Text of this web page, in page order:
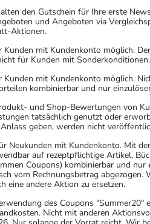
den Gutschein für Ihre erste
und Angeboten via
Aktionen.
Kunden mit Kundenkonto möglich.
für Kunden mit Sonderkonditionen.
Kunden mit Kundenkonto möglich.
kombinierbar und nur
und Shop-Bewertungen von
tatsächlich genutzt oder
geben, werden nicht
Neukunden mit Kundenkonto. Mit
auf rezeptpflichtige Artikel,
Coupons) kombinierbar und
vom Rechnungsbetrag
eine andere Aktion zu ersetzen.
des Coupons
Nicht mit anderen